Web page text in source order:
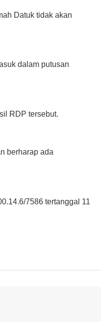
Datuk tidak akan
dalam putusan
RDP tersebut.
berharap ada
7586 tertanggal 11